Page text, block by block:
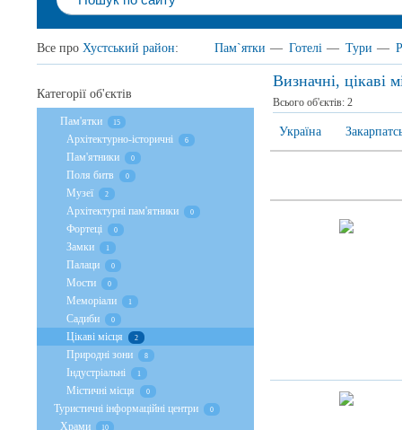
Все про Хустський район: Пам`ятки — Готелі — Тури —
Визначні, цікаві
Всього об'єктів: 2
Україна
Категорії об'єктів
Пам'ятки 15
Архітектурно-історичні 6
Пам'ятники 0
Поля битв 0
Музеї 2
Архітектурні пам'ятники 0
Фортеці 0
Замки 1
Палаци 0
Мости 0
Меморіали 1
Садиби 0
Цікаві місця 2
Природні зони 8
Індустріальні 1
Містичні місця 0
Туристичні інформаційні центри 0
Храми 10